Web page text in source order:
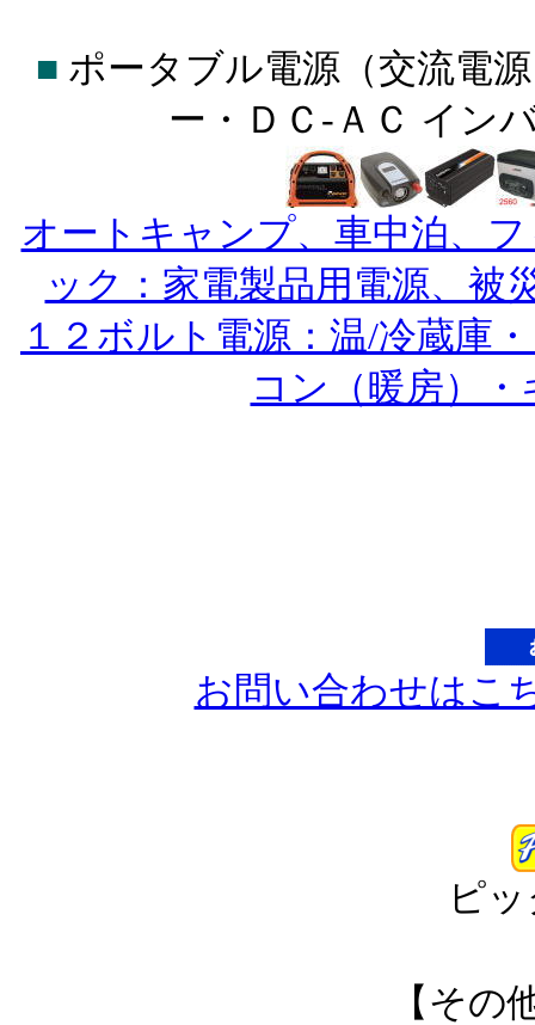
■ ポータブル電源（交流電
ー・ＤＣ-ＡＣ イン
オートキャンプ、車中泊、
ック：家電製品用電源、被
１２ボルト電源：温/冷蔵庫
コン（暖房）
お問い合わせはこ
ピ
【その